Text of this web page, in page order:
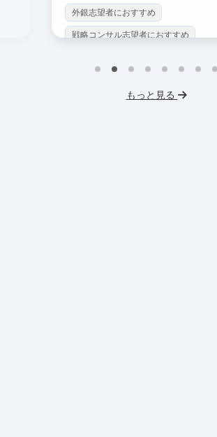
外銀志望者におすすめ
戦略コンサル志望者におすすめ
データサイエンス
もっと見る